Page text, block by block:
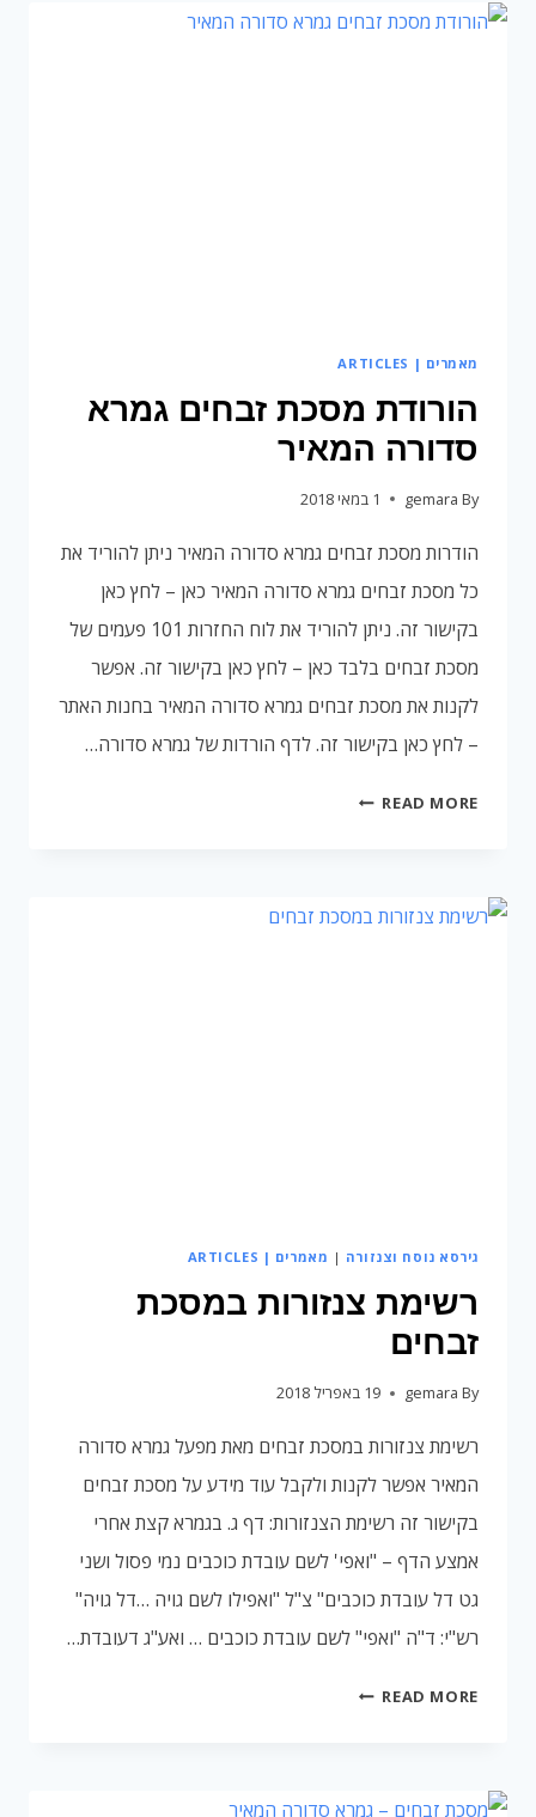
שנייה
מאמרים | ARTICLES
הורודת מסכת זבחים גמרא
סדורה המאיר
By
gemara 1 במאי 2018
הודרות מסכת זבחים גמרא סדורה המאיר ניתן להוריד את
כל מסכת זבחים גמרא סדורה המאיר כאן – לחץ כאן
בקישור זה. ניתן להוריד את לוח החזרות 101 פעמים של
מסכת זבחים בלבד כאן – לחץ כאן בקישור זה. אפשר
לקנות את מסכת זבחים גמרא סדורה המאיר בחנות האתר
– לחץ כאן בקישור זה. לדף הורדות של גמרא סדורה…
READ MOREהורודת
סדורה
גירסא נוסח וצנזורה | מאמרים | ARTICLES
רשימת צנזורות במסכת
זבחים
By
gemara 19 באפריל 2018
רשימת צנזורות במסכת זבחים מאת מפעל גמרא סדורה
המאיר אפשר לקנות ולקבל עוד מידע על מסכת זבחים
בקישור זה רשימת הצנזורות: דף ג. בגמרא קצת אחרי
אמצע הדף – "ואפי' לשם עובדת כוכבים נמי פסול ושני
גט דל עובדת כוכבים" צ"ל "ואפילו לשם גויה …דל גויה"
רש"י: ד"ה "ואפי" לשם עובדת כוכבים … ואע"ג דעובדת…
READ MOREרשימת